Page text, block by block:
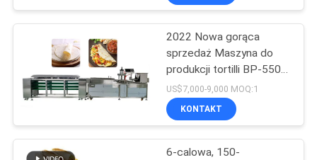
2022 Nowa gorąca
sprzedaż Maszyna do
produkcji tortilli BP-550
Linia do produkcji tortilli
US$7,000-9,000 MOQ:1
KONTAKT
6-calowa, 150-